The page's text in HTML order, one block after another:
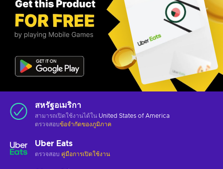
สหรัฐอเมริกา
สามารถเปิดใช้งานได้ใน United States of America
ตรวจสอบข้อจำกัดของภูมิภาค
Uber Eats
ตรวจสอบ คู่มือการเปิดใช้งาน